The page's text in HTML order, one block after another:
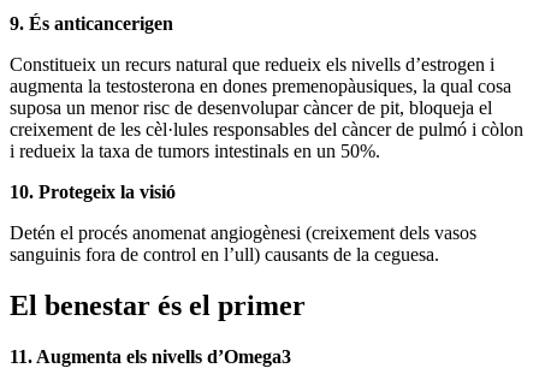
9. És anticancerigen
Constitueix un recurs natural que redueix els nivells d’estrogen i
augmenta la testosterona en dones premenopàusiques, la qual cosa
suposa un menor risc de desenvolupar càncer de pit, bloqueja el
creixement de les cèl·lules responsables del càncer de pulmó i còlon
i redueix la taxa de tumors intestinals en un 50%.
10. Protegeix la visió
Detén el procés anomenat angiogènesi (creixement dels vasos
sanguinis fora de control en l’ull) causants de la ceguesa.
El benestar és el primer
11. Augmenta els nivells d’Omega3